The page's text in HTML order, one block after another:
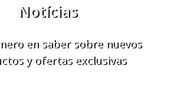
Notícias
en saber sobre nuevos
y ofertas exclusivas